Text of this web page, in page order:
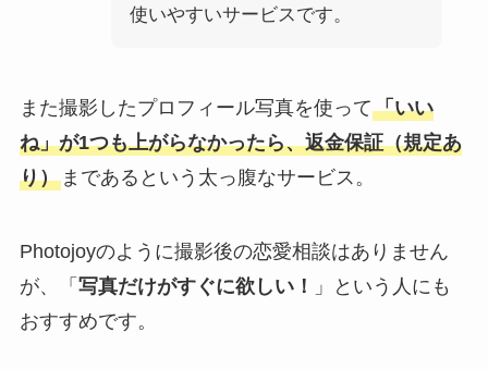
使いやすいサービスです。
また撮影したプロフィール写真を使って「いい
ね」が1つも上がらなかったら、返金保証（規定あ
り）まであるという太っ腹なサービス。
Photojoyのように撮影後の恋愛相談はありません
が、「 写真だけがすぐに欲しい！
」という人にも
おすすめです。